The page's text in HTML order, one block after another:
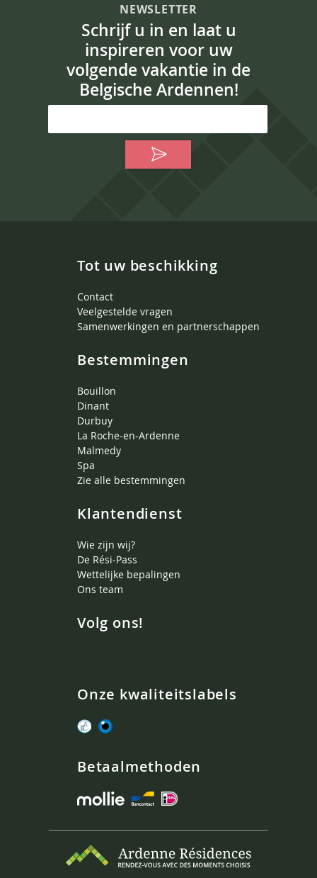
NEWSLETTER
Schrijf u in en laat u
inspireren voor uw
volgende vakantie in de
Belgische Ardennen!
Tot uw beschikking
Contact
Veelgestelde vragen
Samenwerkingen en partnerschappen
Bestemmingen
Bouillon
Dinant
Durbuy
La Roche-en-Ardenne
Malmedy
Spa
Zie alle bestemmingen
Klantendienst
Wie zijn wij?
De Rési-Pass
Wettelijke bepalingen
Ons team
Volg ons!
Onze kwaliteitslabels
Betaalmethoden